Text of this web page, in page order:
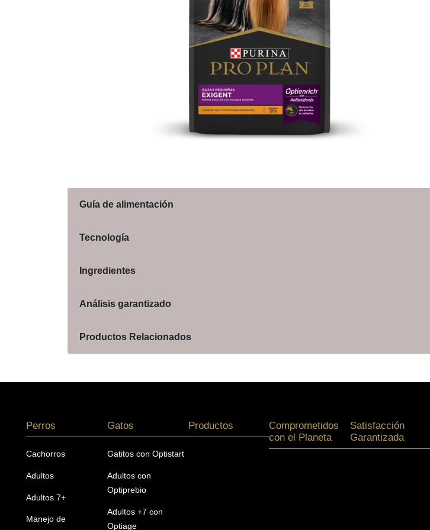
Guía de alimentación
Tecnología
Ingredientes
Análisis garantizado
Productos Relacionados
Perros
Cachorros
Adultos
Adultos 7+
Manejo de
Gatos
Gatitos con Optistart
Adultos con
Optiprebio
Adultos +7 con
Optiage
Productos
Comprometidos
con el Planeta
Satisfacción
Garantizada